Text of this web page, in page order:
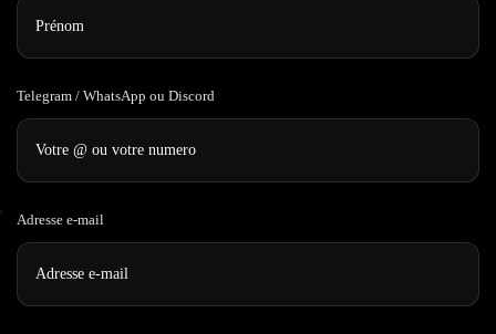
Telegram / WhatsApp ou Discord
Adresse e-mail